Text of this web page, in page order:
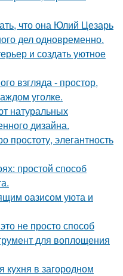
что она Юлий Цезарь
дел одновременно.
и создать уютное
взгляда - простор,
уголке.
натуральных
дизайна.
элегантность
простой способ
оазисом уюта и
не просто способ
для воплощения
кухня в загородном